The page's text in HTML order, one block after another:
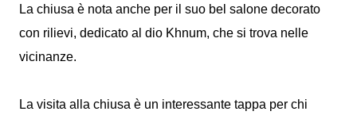
La chiusa è nota anche per il suo bel salone decorato
con rilievi, dedicato al dio Khnum, che si trova nelle
vicinanze.
La visita alla chiusa è un interessante tappa per chi